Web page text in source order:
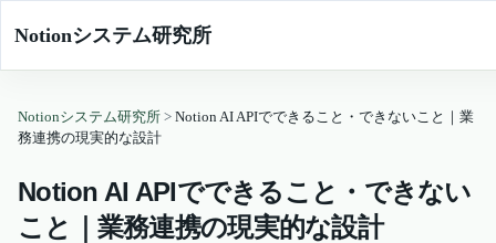
Notionシステム研究所
Notionシステム研究所 > Notion AI APIでできること・できないこと｜業
務連携の現実的な設計
Notion AI APIでできること・できない
こと｜業務連携の現実的な設計